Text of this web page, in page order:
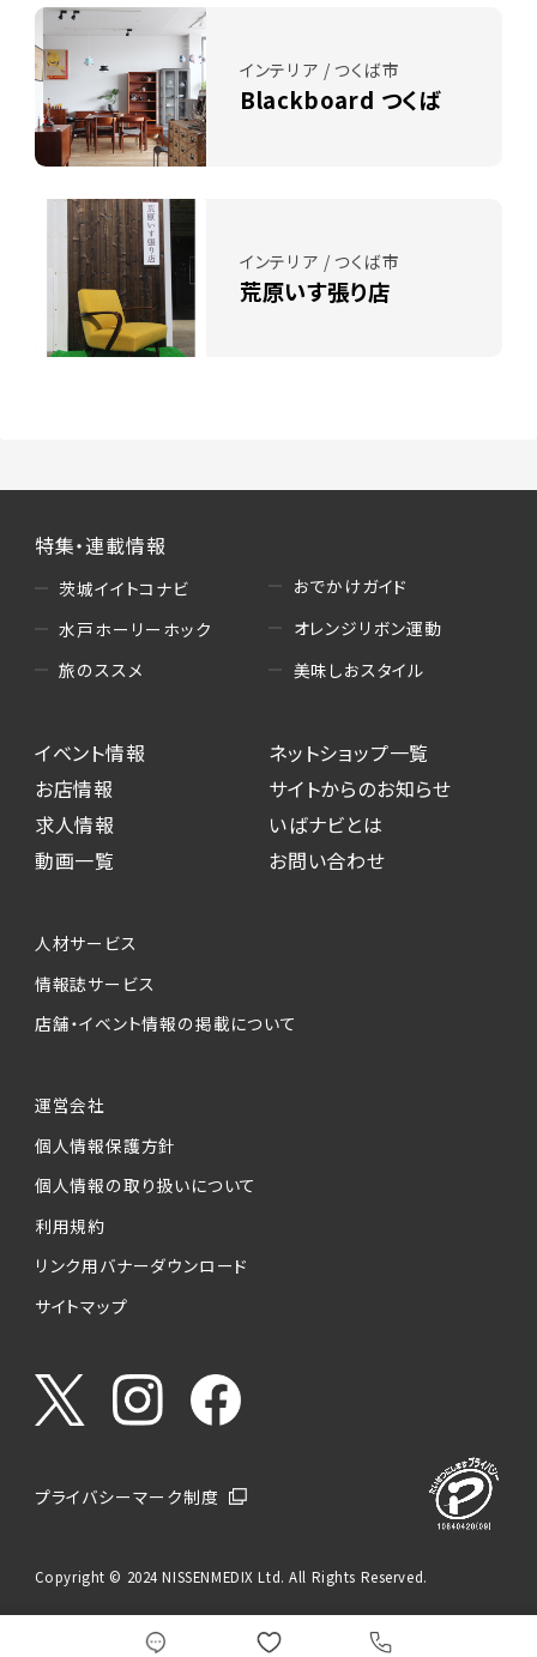
インテリア / つくば市
Blackboard つくば
インテリア / つくば市
荒原いす張り店
特集・連載情報
茨城イイトコナビ
水戸ホーリーホック
旅のススメ
おでかけガイド
オレンジリボン運動
美味しおスタイル
イベント情報
お店情報
求人情報
動画一覧
ネットショップ一覧
サイトからのお知らせ
いばナビとは
お問い合わせ
人材サービス
情報誌サービス
店舗・イベント情報の掲載について
運営会社
個人情報保護方針
個人情報の取り扱いについて
利用規約
リンク用バナーダウンロード
サイトマップ
プライバシーマーク制度
Copyright © 2024 NISSENMEDIX Ltd. All Rights Reserved.